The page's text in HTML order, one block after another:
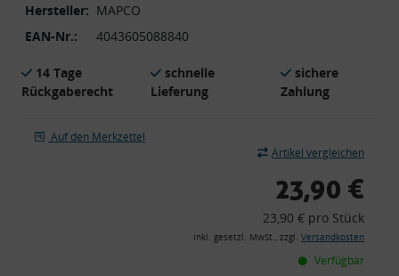
Hersteller: MAPCO
EAN-Nr.:
4043605088840
14 Tage
Rückgaberecht
schnelle
Lieferung
sichere
Zahlung
Auf den Merkzettel
Artikel vergleichen
23,90 €
23,90 € pro Stück
inkl. gesetzl. MwSt., zzgl. Versandkosten
Verfügbar